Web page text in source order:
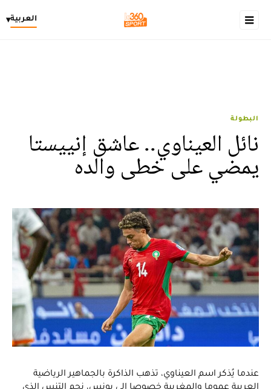
العربية▾
البطولة
نائل العيناوي.. عاشق إنييستا
يمضي على خطى والده
عندما يُذكر اسم العيناوي، تذهب الذاكرة بالجماهير الرياضية
العربية عموما والمغربية خصوصا إلى يونس، نجم التنس الذي